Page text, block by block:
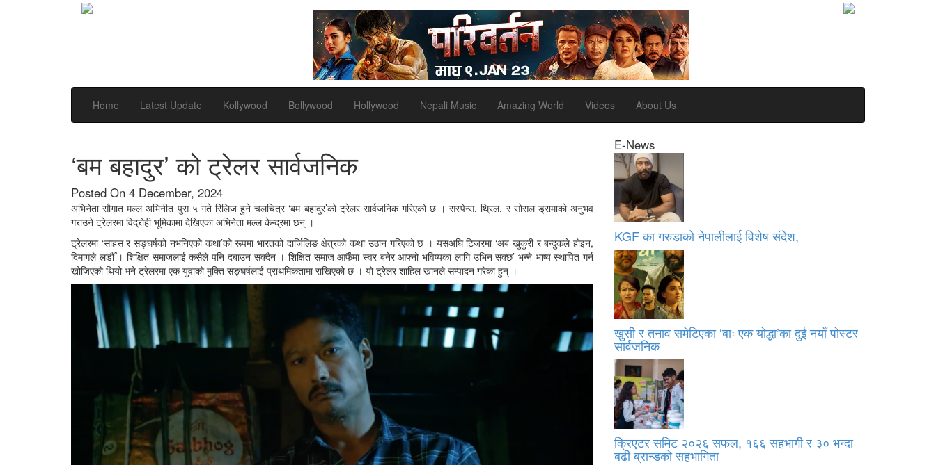
Home Latest Update Kollywood Bollywood Hollywood Nepali Music Amazing World Videos About Us
‘बम बहादुर’ को ट्रेलर सार्वजनिक
Posted On 4 December, 2024
अभिनेता सौगात मल्ल अभिनीत पुस ५ गते रिलिज हुने चलचित्र ‘बम बहादुर’को ट्रेलर सार्वजनिक गरिएको छ । सस्पेन्स, थ्रिल, र सोसल ड्रामाको अनुभव
गराउने ट्रेलरमा विद्रोही भूमिकामा देखिएका अभिनेता मल्ल केन्द्रमा छन् ।
ट्रेलरमा ‘साहस र सङ्घर्षको नभनिएको कथा’को रूपमा भारतको दार्जिलिङ क्षेत्रको कथा उठान गरिएको छ । यसअघि टिजरमा ‘अब खुकुरी र बन्दुकले होइन,
दिमागले लडौँ । शिक्षित समाजलाई कसैले पनि दबाउन सक्दैन । शिक्षित समाज आफैँमा स्वर बनेर आफ्नो भविष्यका लागि उभिन सक्छ’ भन्ने भाष्य स्थापित गर्न
खोजिएको थियो भने ट्रेलरमा एक युवाको मुक्ति सङ्घर्षलाई प्राथमिकतामा राखिएको छ । यो ट्रेलर शाहिल खानले सम्पादन गरेका हुन् ।
E-News
KGF का गरुडाको नेपालीलाई विशेष संदेश,
खुसी र तनाव समेटिएका ‘बाः एक योद्धा’का दुई नयाँ पोस्टर
सार्वजनिक
क्रिएटर समिट २०२६ सफल, १६६ सहभागी र ३० भन्दा
बढी ब्रान्डको सहभागिता